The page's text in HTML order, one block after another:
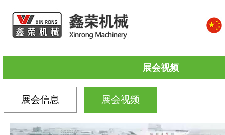
展会视频
展会信息 展会视频